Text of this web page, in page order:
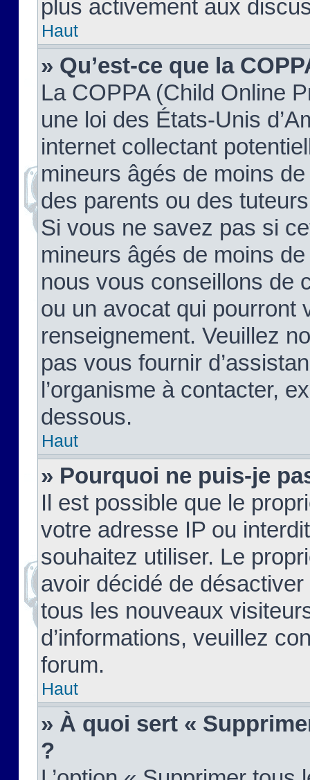
plus activement aux
Haut
» Qu’est-ce que la
La COPPA (Child Online
une loi des États-Unis
internet collectant
mineurs âgés de moins
des parents ou des
Si vous ne savez pas si
mineurs âgés de moins
nous vous conseillons de
ou un avocat qui pourront
renseignement. Veuillez
pas vous fournir
l’organisme à contacter,
dessous.
Haut
» Pourquoi ne puis-je
Il est possible que le
votre adresse IP ou
souhaitez utiliser. Le
avoir décidé de
tous les nouveaux
d’informations, veuillez
forum.
Haut
» À quoi sert «
?